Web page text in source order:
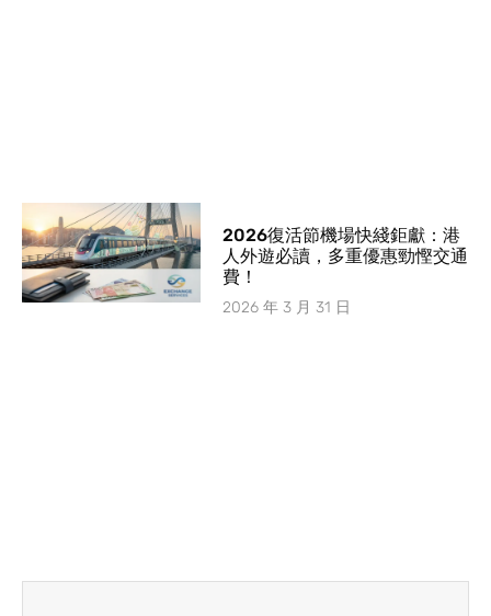
2026復活節機場快綫鉅獻：港
人外遊必讀，多重優惠勁慳交通
費！
2026 年 3 月 31 日